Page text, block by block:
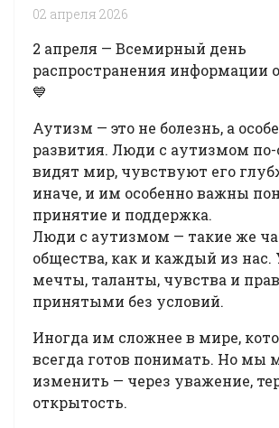
02 апреля 2026
2 апреля — Всемирный день
распространения информации
💙
Аутизм — это не болезнь, а
развития. Люди с аутизмом
видят мир, чувствуют его
иначе, и им особенно важны
принятие и поддержка.
Люди с аутизмом — такие же
общества, как и каждый из нас.
мечты, таланты, чувства и
принятыми без условий.
Иногда им сложнее в мире,
всегда готов понимать. Но мы
изменить — через уважение,
открытость.